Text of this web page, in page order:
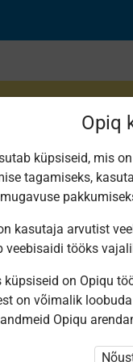
ole Opiqusse sisse
paketi
Opiq
küpsiseid, mis
tagamiseks,
kasutaja arvutist
veebisaidi tööks
küpsiseid on Opiqu
on võimalik
Opiqu